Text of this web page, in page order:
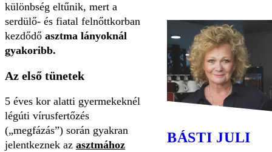
különbség eltűnik, mert a
serdülő- és fiatal felnőttkorban
kezdődő asztma lányoknál
gyakoribb.
Az első tünetek
5 éves kor alatti gyermekeknél
légúti vírusfertőzés
(„megfázás”) során gyakran
jelentkeznek az asztmához
BÁSTI JULI